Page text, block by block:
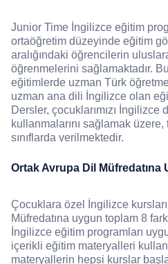
Junior Time İngilizce eğitim
ortaöğretim düzeyinde eğitim
aralığındaki öğrencilerin
öğrenmelerini sağlamaktadır.
eğitimlerde uzman Türk
uzman ana dili İngilizce olan
Dersler, çocuklarımızı
kullanmalarını sağlamak üzere,
sınıflarda verilmektedir.
Ortak Avrupa Dil Müfredatına
Çocuklara özel İngilizce
Müfredatına uygun toplam 8
İngilizce eğitim programları
içerikli eğitim materyalleri
materyallerin hepsi kurslar